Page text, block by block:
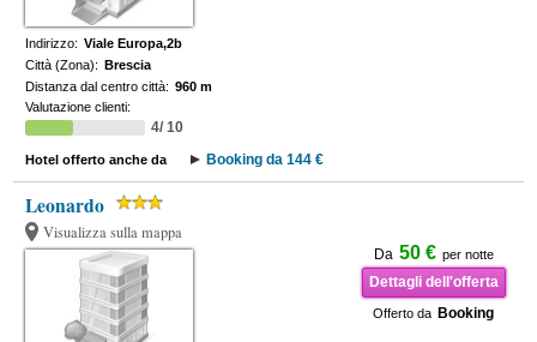
Indirizzo: Viale Europa,2b
Città (Zona): Brescia
Distanza dal centro città: 960 m
Valutazione clienti:
4/ 10
Hotel offerto anche da Booking da 144 €
Leonardo
Visualizza sulla mappa
Da 50 € per notte
Dettagli dell'offerta
Offerto da Booking